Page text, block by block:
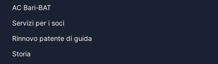
AC Bari-BAT
Servizi per i soci
Rinnovo patente di guida
Storia